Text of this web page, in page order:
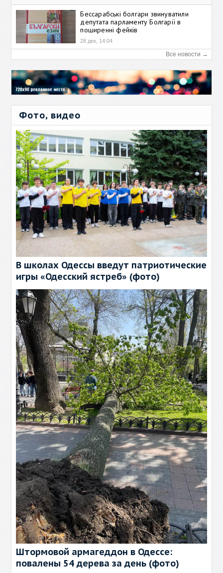
Бессарабські болгари звинуватили
депутата парламенту Болгарії в
поширенні фейків
28 дек, 14:04
Все новости →
Фото, видео
В школах Одессы введут патриотические
игры «Одесский ястреб» (фото)
Штормовой армагеддон в Одессе:
повалены 54 дерева за день (фото)